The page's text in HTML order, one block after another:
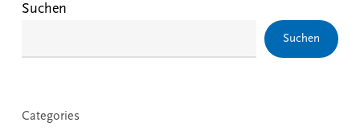
Suchen
Suchen
Categories